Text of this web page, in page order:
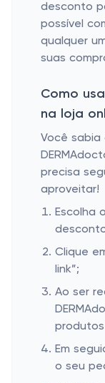
desconto
possível
qualquer
suas
Como
na loja
Você sabia
precisa
aproveitar!
Escolha
Clique
link”;
Ao ser
Em
o seu